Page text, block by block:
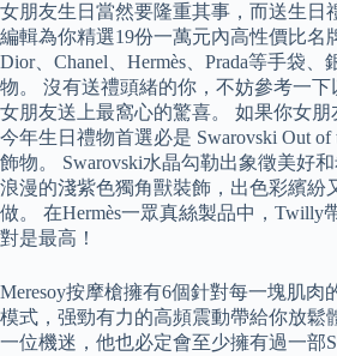
女朋友生日當然要隆重其事，而送生日
編輯為你精選19份一萬元內高性價比名
Dior、Chanel、Hermès、Prada等手袋
物。 沒有送禮頭緒的你，不妨參考一
女朋友送上最窩心的驚喜。 如果你女朋
今年生日禮物首選必是 Swarovski Out of
飾物。 Swarovski水晶勾勒出象徵美好
浪漫的淺紫色獨角獸裝飾，出色彩繽紛
做。 在Hermès一眾真絲製品中，Twilly
對是最高！
Meresoy按摩槍擁有6個針對每一塊肌肉
模式，强勁有力的高頻震動帶給你放鬆
一位機迷，他也必定會至少擁有過一部